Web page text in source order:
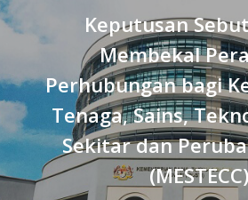
Keputusan
Membekal
Perhubungan bagi
Tenaga, Sains,
Sekitar dan
(MESTECC)